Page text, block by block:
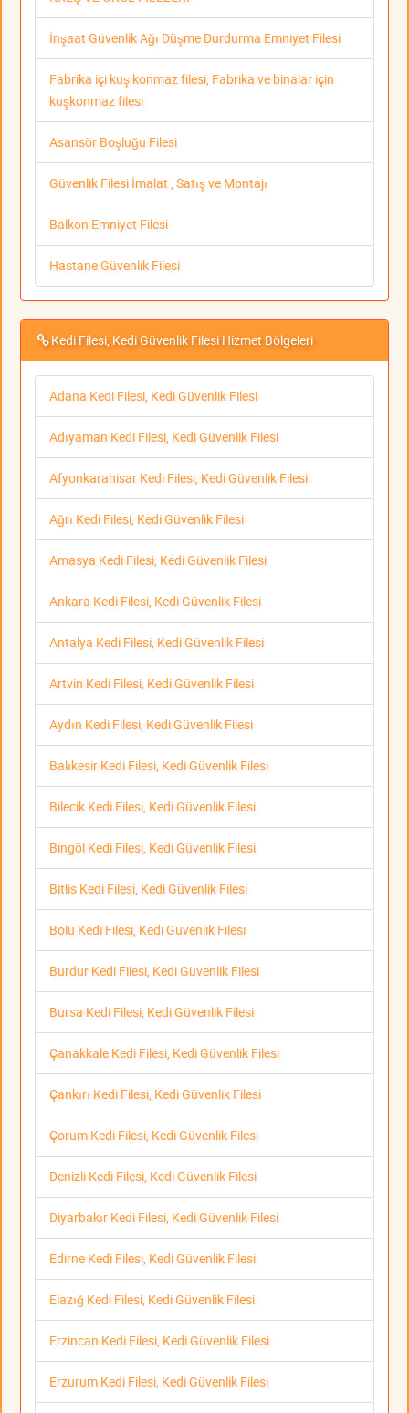
İnşaat Güvenlik Ağı Düşme Durdurma Emniyet Filesi
Fabrika içi kuş konmaz filesi, Fabrika ve binalar için
kuşkonmaz filesi
Asansör Boşluğu Filesi
Güvenlik Filesi İmalat , Satış ve Montajı
Balkon Emniyet Filesi
Hastane Güvenlik Filesi
Kedi Filesi, Kedi Güvenlik Filesi Hizmet Bölgeleri
Adana Kedi Filesi, Kedi Güvenlik Filesi
Adıyaman Kedi Filesi, Kedi Güvenlik Filesi
Afyonkarahisar Kedi Filesi, Kedi Güvenlik Filesi
Ağrı Kedi Filesi, Kedi Güvenlik Filesi
Amasya Kedi Filesi, Kedi Güvenlik Filesi
Ankara Kedi Filesi, Kedi Güvenlik Filesi
Antalya Kedi Filesi, Kedi Güvenlik Filesi
Artvin Kedi Filesi, Kedi Güvenlik Filesi
Aydın Kedi Filesi, Kedi Güvenlik Filesi
Balıkesir Kedi Filesi, Kedi Güvenlik Filesi
Bilecik Kedi Filesi, Kedi Güvenlik Filesi
Bingöl Kedi Filesi, Kedi Güvenlik Filesi
Bitlis Kedi Filesi, Kedi Güvenlik Filesi
Bolu Kedi Filesi, Kedi Güvenlik Filesi
Burdur Kedi Filesi, Kedi Güvenlik Filesi
Bursa Kedi Filesi, Kedi Güvenlik Filesi
Çanakkale Kedi Filesi, Kedi Güvenlik Filesi
Çankırı Kedi Filesi, Kedi Güvenlik Filesi
Çorum Kedi Filesi, Kedi Güvenlik Filesi
Denizli Kedi Filesi, Kedi Güvenlik Filesi
Diyarbakır Kedi Filesi, Kedi Güvenlik Filesi
Edirne Kedi Filesi, Kedi Güvenlik Filesi
Elazığ Kedi Filesi, Kedi Güvenlik Filesi
Erzincan Kedi Filesi, Kedi Güvenlik Filesi
Erzurum Kedi Filesi, Kedi Güvenlik Filesi